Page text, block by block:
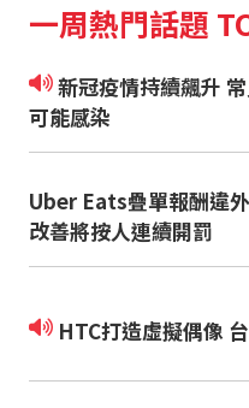
一周熱門話題
新冠疫情持續飆升 常見八大症狀 沒發燒也
可能感染
Uber Eats疊單報酬違
改善將按人連續開罰
HTC打造虛擬偶像